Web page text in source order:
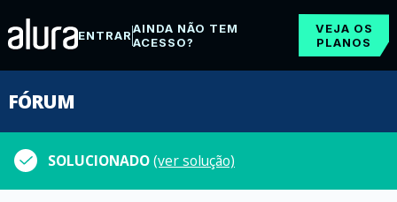
ENTRARAINDA NÃO TEM
ACESSO?
VEJA OS
PLANOS
FÓRUM
SOLUCIONADO(ver solução)